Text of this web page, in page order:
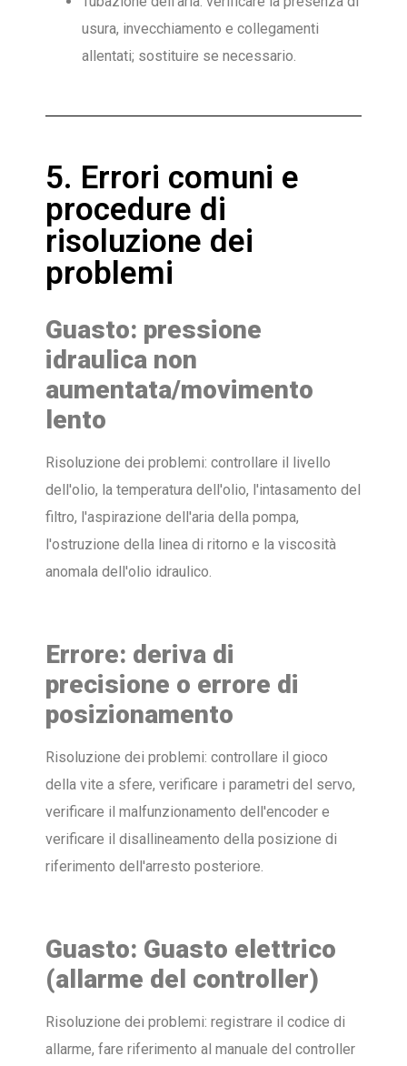
usura, invecchiamento e collegamenti
allentati; sostituire se necessario.
5. Errori comuni e
procedure di
risoluzione dei
problemi
Guasto: pressione
idraulica non
aumentata/movimento
lento
Risoluzione dei problemi: controllare il livello
dell'olio, la temperatura dell'olio, l'intasamento del
filtro, l'aspirazione dell'aria della pompa,
l'ostruzione della linea di ritorno e la viscosità
anomala dell'olio idraulico.
Errore: deriva di
precisione o errore di
posizionamento
Risoluzione dei problemi: controllare il gioco
della vite a sfere, verificare i parametri del servo,
verificare il malfunzionamento dell'encoder e
verificare il disallineamento della posizione di
riferimento dell'arresto posteriore.
Guasto: Guasto elettrico
(allarme del controller)
Risoluzione dei problemi: registrare il codice di
allarme, fare riferimento al manuale del controller